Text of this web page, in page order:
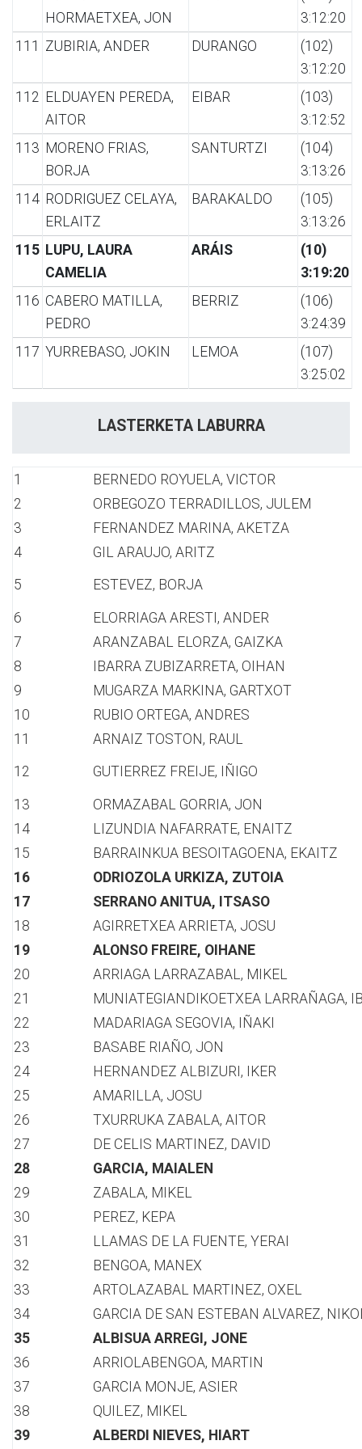
HORMAETXEA, JON
3:12:20
111 ZUBIRIA, ANDER DURANGO
(102)
3:12:20
112 ELDUAYEN PEREDA,
AITOR
EIBAR
(103)
3:12:52
113 MORENO FRIAS,
BORJA
SANTURTZI
(104)
3:13:26
114 RODRIGUEZ CELAYA,
ERLAITZ
BARAKALDO
(105)
3:13:26
115 LUPU, LAURA
CAMELIA
ARÁIS
(10)
3:19:20
116 CABERO MATILLA,
PEDRO
BERRIZ
(106)
3:24:39
117 YURREBASO, JOKIN LEMOA
(107)
3:25:02
LASTERKETA LABURRA
1
BERNEDO ROYUELA, VICTOR
2
ORBEGOZO TERRADILLOS, JULEM
3
FERNANDEZ MARINA, AKETZA
4
GIL ARAUJO, ARITZ
5
ESTEVEZ, BORJA
6
ELORRIAGA ARESTI, ANDER
7
ARANZABAL ELORZA, GAIZKA
8
IBARRA ZUBIZARRETA, OIHAN
9
MUGARZA MARKINA, GARTXOT
10
RUBIO ORTEGA, ANDRES
11
ARNAIZ TOSTON, RAUL
12
GUTIERREZ FREIJE, IÑIGO
13
ORMAZABAL GORRIA, JON
14
LIZUNDIA NAFARRATE, ENAITZ
15
BARRAINKUA BESOITAGOENA, EKAITZ
16
ODRIOZOLA URKIZA, ZUTOIA
17
SERRANO ANITUA, ITSASO
18
AGIRRETXEA ARRIETA, JOSU
19
ALONSO FREIRE, OIHANE
20
ARRIAGA LARRAZABAL, MIKEL
21
MUNIATEGIANDIKOETXEA LARRAÑAGA,
22
MADARIAGA SEGOVIA, IÑAKI
23
BASABE RIAÑO, JON
24
HERNANDEZ ALBIZURI, IKER
25
AMARILLA, JOSU
26
TXURRUKA ZABALA, AITOR
27
DE CELIS MARTINEZ, DAVID
28
GARCIA, MAIALEN
29
ZABALA, MIKEL
30
PEREZ, KEPA
31
LLAMAS DE LA FUENTE, YERAI
32
BENGOA, MANEX
33
ARTOLAZABAL MARTINEZ, OXEL
34
GARCIA DE SAN ESTEBAN ALVAREZ,
35
ALBISUA ARREGI, JONE
36
ARRIOLABENGOA, MARTIN
37
GARCIA MONJE, ASIER
38
QUILEZ, MIKEL
39
ALBERDI NIEVES, HIART